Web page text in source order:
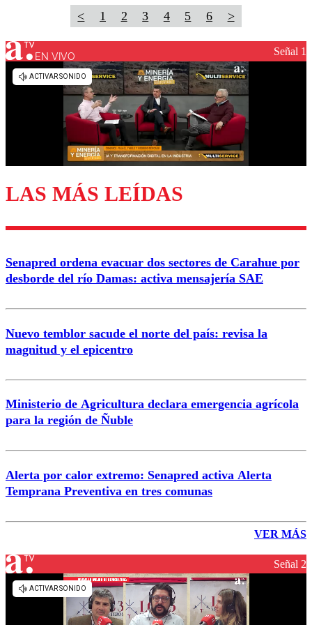
< 1 2 3 4 5 6 >
EN VIVO Señal 1
LAS MÁS LEÍDAS
Senapred ordena evacuar dos sectores de Carahue por
desborde del río Damas: activa mensajería SAE
Nuevo temblor sacude el norte del país: revisa la
magnitud y el epicentro
Ministerio de Agricultura declara emergencia agrícola
para la región de Ñuble
Alerta por calor extremo: Senapred activa Alerta
Temprana Preventiva en tres comunas
VER MÁS
Señal 2